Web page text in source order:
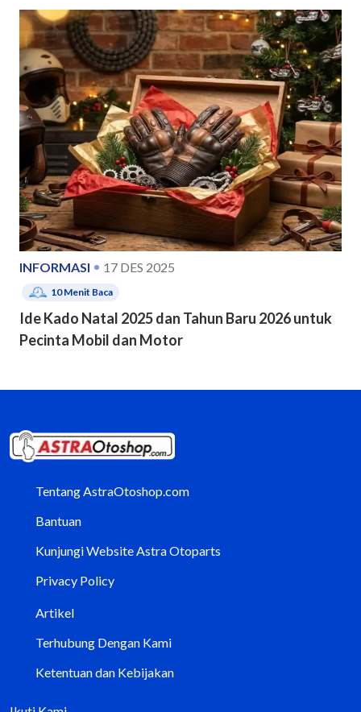
INFORMASI 17 DES 2025
10Menit Baca
Ide Kado Natal 2025 dan Tahun Baru 2026 untuk
Pecinta Mobil dan Motor
Tentang AstraOtoshop.com
Bantuan
Kunjungi Website Astra Otoparts
Privacy Policy
Artikel
Terhubung Dengan Kami
Ketentuan dan Kebijakan